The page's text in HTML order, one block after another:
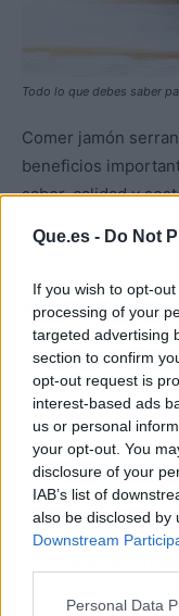
Que.es - Do Not
If you wish to opt-
processing of your
targeted advertising
section to confirm
opt-out request is
interest-based ads
us or personal
your opt-out. You
disclosure of your
IAB’s list of
also be disclosed by
Downstream
Personal Data
Todo lo que debes saber
Comer jamón
beneficios
sabor, calidad y
riesgo de contraer
como nitratos y
problemas de
vinculado el
con un mayor
cáncer,
cardíacas.
Además, el
serrano sin
naturales de la